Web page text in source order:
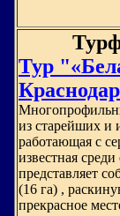
Тур
из старейших и
работающая с
известная
представляет
(16 га) ,
прекрасное